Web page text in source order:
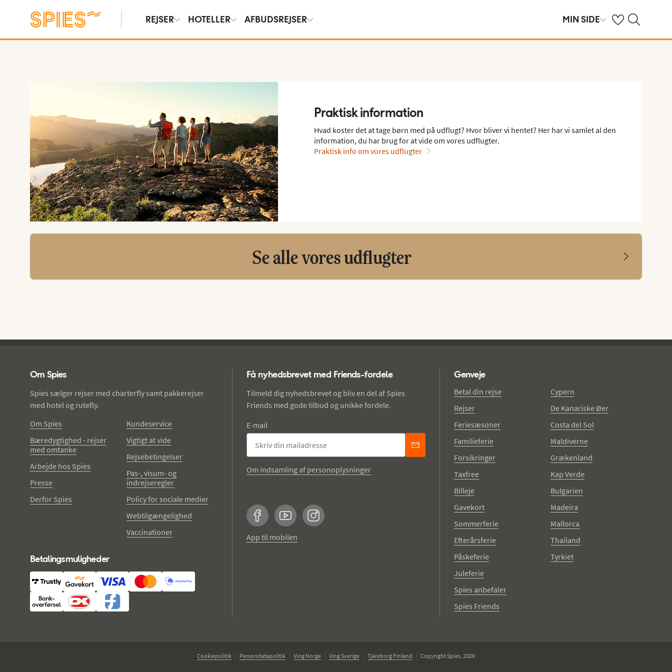
REJSER HOTELLER AFBUDSREJSER MIN SIDE Se dine gemte
Søg på spies.dk
Praktisk information
Hvad koster det at tage børn med på udflugt? Hvor bliver vi hentet? Her har vi samlet al den
information, du har brug for at vide om vores udflugter.
Praktisk info om vores udflugter
Se alle vores udflugter
Om Spies
Spies sælger rejser med charterfly samt pakkerejser
med hotel og rutefly.
Om Spies
Bæredygtighed - rejser
med omtanke
Arbejde hos Spies
Presse
Derfor Spies
Kundeservice
Vigtigt at vide
Rejsebetingelser
Pas-, visum- og
indrejseregler
Policy for sociale medier
Webtilgængelighed
Vaccinationer
Betalingsmuligheder
Få nyhedsbrevet med Friends-fordele
Tilmeld dig nyhedsbrevet og bliv en del af Spies
Friends med gode tilbud og unikke fordele.
E-mail
Om indsamling af personoplysninger
FacebookYouTubeInstagram
App til mobilen
Genveje
Betal din rejse
Rejser
Feriesæsoner
Familieferie
Forsikringer
Taxfree
Billeje
Gavekort
Sommerferie
Efterårsferie
Påskeferie
Juleferie
Spies anbefaler
Spies Friends
Cypern
De Kanariske Øer
Costa del Sol
Maldiverne
Grækenland
Kap Verde
Bulgarien
Madeira
Mallorca
Thailand
Tyrkiet
Cookiepolitik Persondatapolitik Ving Norge Ving Sverige Tjäreborg Finland Copyright Spies, 2026